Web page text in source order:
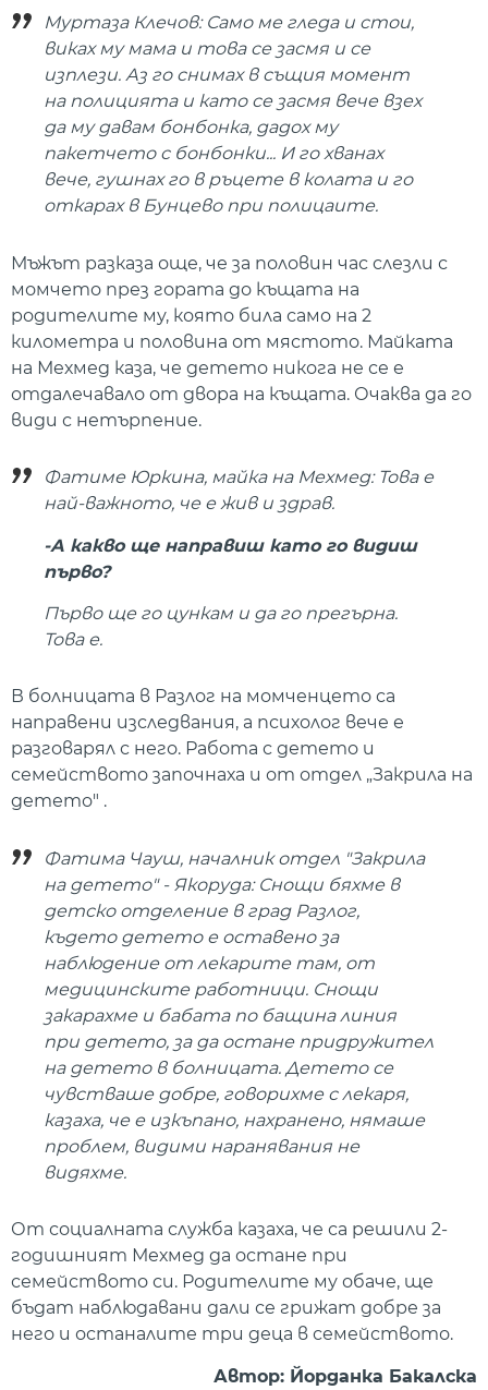
Муртаза Клечов: Само ме гледа и стои,
виках му мама и това се засмя и се
изплези. Аз го снимах в същия момент
на полицията и като се засмя вече взех
да му давам бонбонка, дадох му
пакетчето с бонбонки... И го хванах
вече, гушнах го в ръцете в колата и го
откарах в Бунцево при полицаите.
Мъжът разказа още, че за половин час слезли с
момчето през гората до къщата на
родителите му, която била само на 2
километра и половина от мястото. Майката
на Мехмед каза, че детето никога не се е
отдалечавало от двора на къщата. Очаква да го
види с нетърпение.
Фатиме Юркина, майка на Мехмед: Това е
най-важното, че е жив и здрав.
-А какво ще направиш като го видиш
първо?
Първо ще го цункам и да го прегърна.
Това е.
В болницата в Разлог на момченцето са
направени изследвания, а психолог вече е
разговарял с него. Работа с детето и
семейството започнаха и от отдел „Закрила на
детето" .
Фатима Чауш, началник отдел "Закрила
на детето" - Якоруда: Снощи бяхме в
детско отделение в град Разлог,
където детето е оставено за
наблюдение от лекарите там, от
медицинските работници. Снощи
закарахме и бабата по бащина линия
при детето, за да остане придружител
на детето в болницата. Детето се
чувстваше добре, говорихме с лекаря,
казаха, че е изкъпано, нахранено, нямаше
проблем, видими наранявания не
видяхме.
От социалната служба казаха, че са решили 2-
годишният Мехмед да остане при
семейството си. Родителите му обаче, ще
бъдат наблюдавани дали се грижат добре за
него и останалите три деца в семейството.
Автор: Йорданка Бакалска